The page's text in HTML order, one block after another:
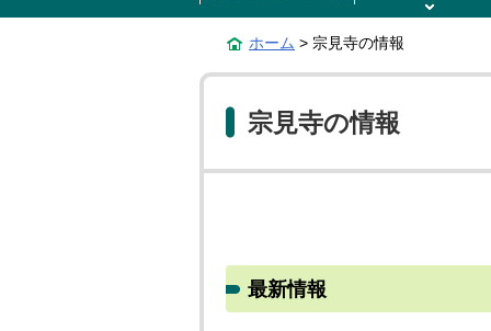
ホーム > 宗見寺の情報
宗見寺の情報
最新情報